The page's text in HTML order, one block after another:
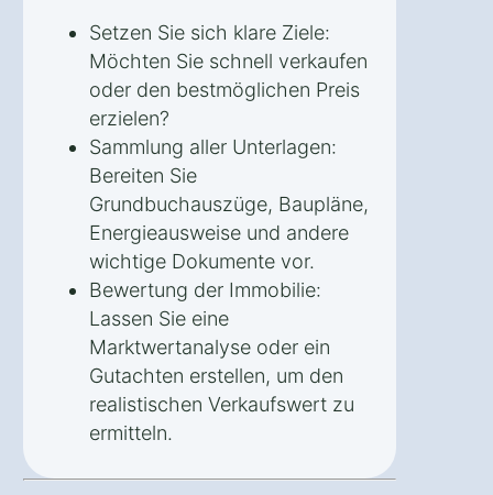
Setzen Sie sich klare Ziele:
Möchten Sie schnell verkaufen
oder den bestmöglichen Preis
erzielen?
Sammlung aller Unterlagen:
Bereiten Sie
Grundbuchauszüge, Baupläne,
Energieausweise und andere
wichtige Dokumente vor.
Bewertung der Immobilie:
Lassen Sie eine
Marktwertanalyse oder ein
Gutachten erstellen, um den
realistischen Verkaufswert zu
ermitteln.